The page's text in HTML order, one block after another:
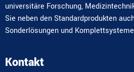
universitäre Forschung,
Sie neben den Standardprodukten
Sonderlösungen und
Kontakt